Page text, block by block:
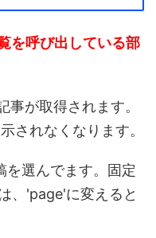
を呼び出している部
が取得されます。
されなくなります。
選んでます。固定
、'page'に変えると